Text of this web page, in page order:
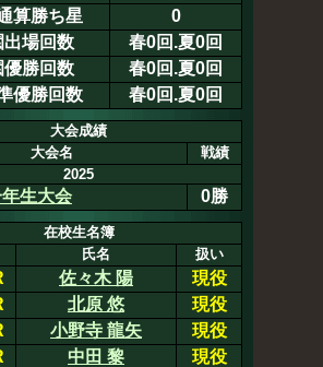
算勝ち星
0
出場回数
春0回.夏0回
優勝回数
春0回.夏0回
優勝回数
春0回.夏0回
大会成績
大会名
戦績
2025
生大会 0勝
在校生名簿
氏名 扱い
佐々木 陽
現役
北原 悠
現役
小野寺 龍矢
現役
中田 黎
現役